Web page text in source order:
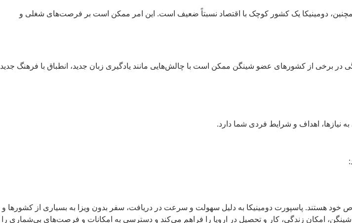
دومینیکا یک کشور کوچک با اقتصاد نسبتاً ضعیف است. این امر ممکن است بر فرصت‌های شغلی و
برخی از کشورهای عضو شینگن ممکن است با چالش‌هایی مانند یادگیری زبان جدید، انطباق با فرهنگ جدید
نیازها، اهداف و شرایط فردی شما دارد.
خود هستند. پاسپورت دومینیکا به دلیل سهولت و سرعت در دریافت، سفر بدون ویزا به بسیاری از کشورها و
امکان زندگی، کار و تحصیل در اروپا را فراهم می‌کند و دسترسی به امکانات و فرصت‌های بی‌شماری را